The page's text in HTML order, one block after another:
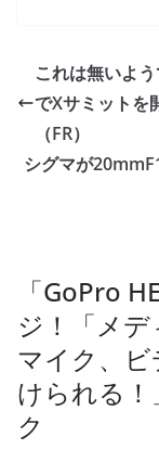
これは無いよ
でXサミットを
（FR）
シグマが
「GoPro
ジ！「メ
マイク、
けられる！
ク